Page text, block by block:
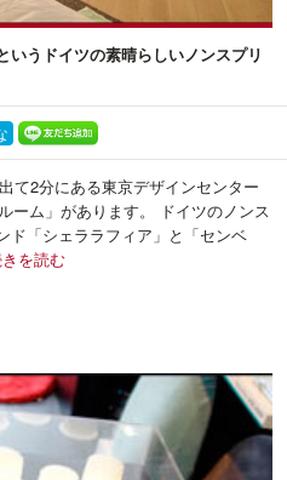
いうドイツの素晴らしいノンスプリ
て2分にある東京デザインセンター
ーム」があります。 ドイツのノンス
ド「シェララフィア」と「センベ
を読む